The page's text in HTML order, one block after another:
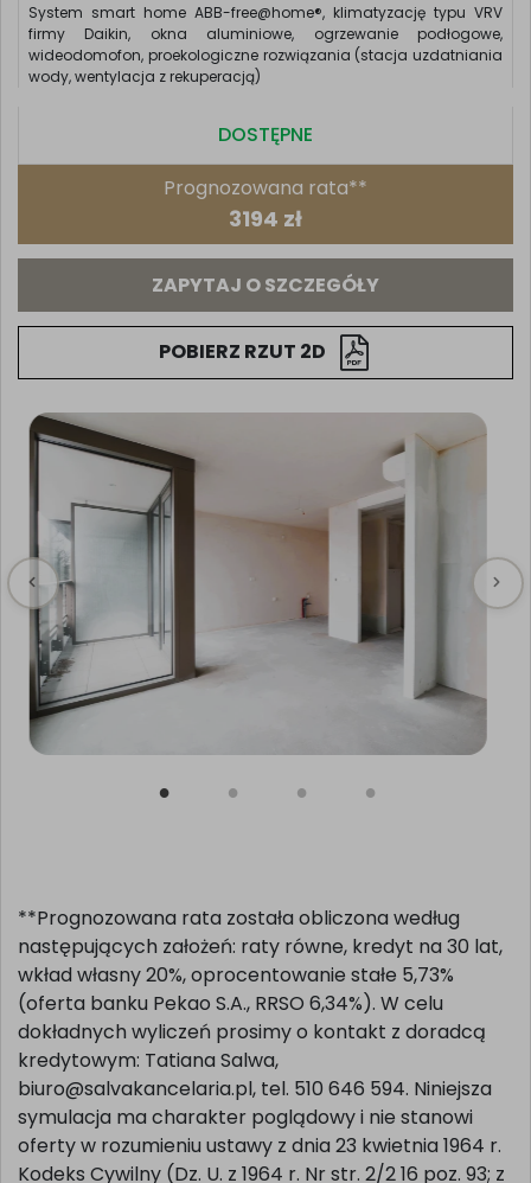
System smart home ABB-free@home®, klimatyzację typu VRV
firmy Daikin, okna aluminiowe, ogrzewanie podłogowe,
wideodomofon, proekologiczne rozwiązania (stacja uzdatniania
wody, wentylacja z rekuperacją)
DOSTĘPNE
Prognozowana rata**
3194 zł
ZAPYTAJ O SZCZEGÓŁY
POBIERZ RZUT 2D
**Prognozowana rata została obliczona według
następujących założeń: raty równe, kredyt na 30 lat,
wkład własny 20%, oprocentowanie stałe 5,73%
(oferta banku Pekao S.A., RRSO 6,34%). W celu
dokładnych wyliczeń prosimy o kontakt z doradcą
kredytowym: Tatiana Salwa,